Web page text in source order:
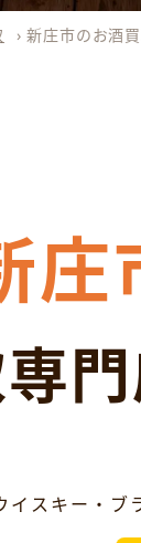
›新庄市のお酒
庄
スキー・ブ